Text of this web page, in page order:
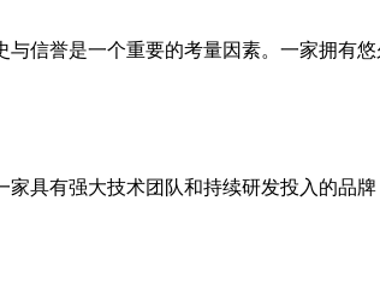
信誉是一个重要的考量因素。一家拥有
具有强大技术团队和持续研发投入的品